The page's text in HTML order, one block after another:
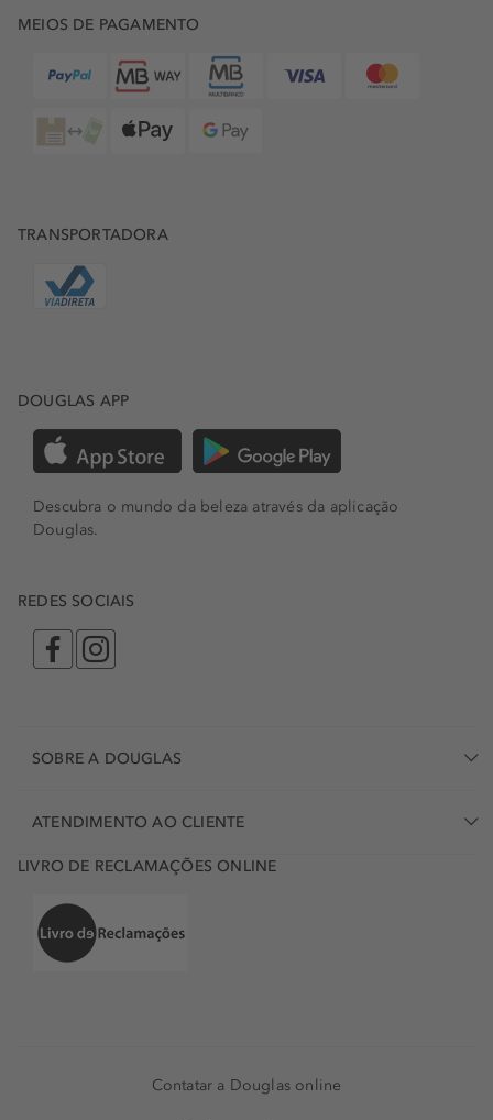
MEIOS DE PAGAMENTO
TRANSPORTADORA
DOUGLAS APP
Descubra o mundo da beleza através da aplicação
Douglas.
REDES SOCIAIS
SOBRE A DOUGLAS
ATENDIMENTO AO CLIENTE
LIVRO DE RECLAMAÇÕES ONLINE
Contatar a Douglas online